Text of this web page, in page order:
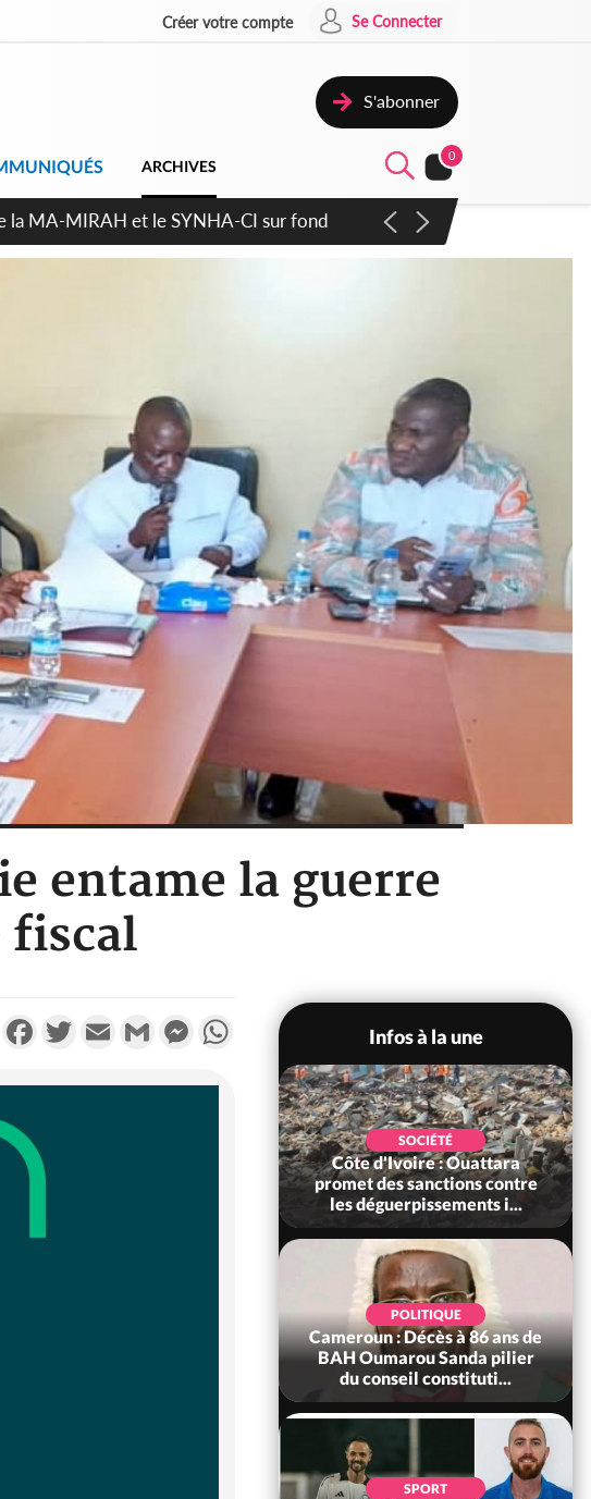
Créer votre compte Se Connecter
S'abonner
ARCHIVES
0
démocratique plus apaisé
entame la guerre
PartagerFacebookTwitterEmail Gmail MessengerWhatsApp
Infos à la une
Côte d'Ivoire : Après le pari
réussi du 66e anniversaire,
SOCIÉTÉ
Côte d'Ivoire : Ouattara
promet des sanctions contre
les déguerpissements i...
POLITIQUE
Cameroun : Décès à 86 ans de
BAH Oumarou Sanda pilier
du conseil constituti...
SPORT